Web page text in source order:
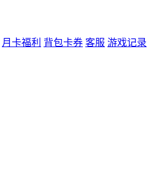
月卡福利 背包卡券 客服 游戏记录